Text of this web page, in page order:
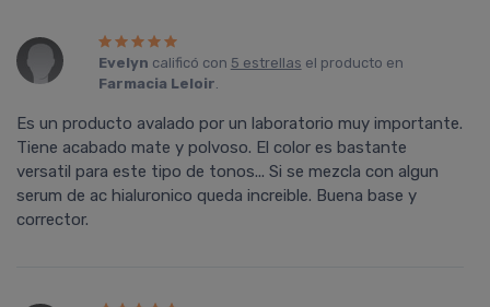
Evelyn calificó con 5 estrellas el producto en
Farmacia Leloir.
Es un producto avalado por un laboratorio muy importante.
Tiene acabado mate y polvoso. El color es bastante
versatil para este tipo de tonos... Si se mezcla con algun
serum de ac hialuronico queda increible. Buena base y
corrector.